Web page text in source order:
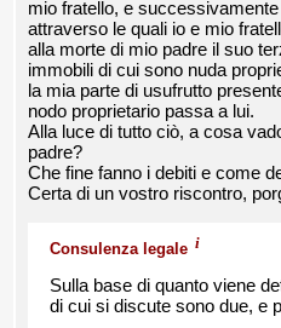
mio fratello, e
attraverso le quali io e mio
alla morte di mio padre il suo
immobili di cui sono nuda
la mia parte di usufrutto
nodo proprietario passa a lui.
Alla luce di tutto ciò, a cosa
padre?
Che fine fanno i debiti e come
Certa di un vostro riscontro,
Consulenza legale i
Sulla base di quanto viene
di cui si discute sono due, e